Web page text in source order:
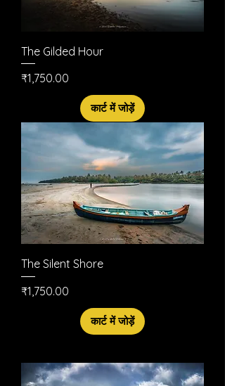
The Gilded Hour
मूल्य
₹1,750.00
कार्ट में जोड़ें
The Silent Shore
मूल्य
₹1,750.00
कार्ट में जोड़ें